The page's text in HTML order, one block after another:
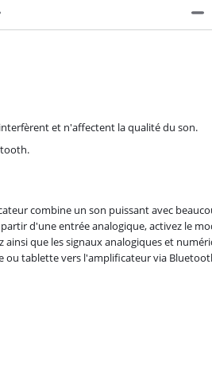
et n'affectent la qualité du son.
combine un son puissant avec
d'une entrée analogique, activez le
que les signaux analogiques et
ou tablette vers l'amplificateur via